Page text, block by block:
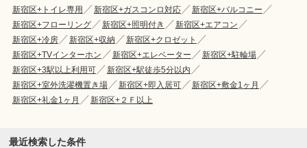
新宿区+トイレ専用
新宿区+ガスコンロ対応
新宿区+バルコニー
新宿区+フローリング
新宿区+照明付き
新宿区+エアコン
新宿区+冷房
新宿区+収納
新宿区+クロゼット
新宿区+TVインターホン
新宿区+エレベーター
新宿区+駐輪場
新宿区+3駅以上利用可
新宿区+駅徒歩5分以内
新宿区+室外洗濯機置き場
新宿区+即入居可
新宿区+敷金1ヶ月
新宿区+礼金1ヶ月
新宿区+２Ｆ以上
最近検索した条件